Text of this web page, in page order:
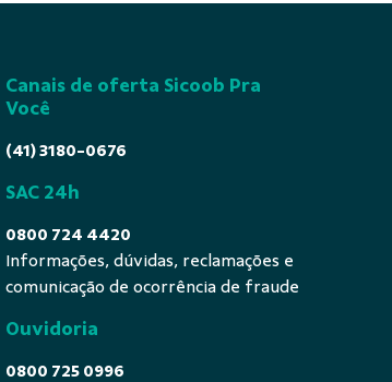
Canais de oferta Sicoob Pra
Você
(41) 3180-0676
SAC 24h
0800 724 4420
Informações, dúvidas, reclamações e
comunicação de ocorrência de fraude
Ouvidoria
0800 725 0996